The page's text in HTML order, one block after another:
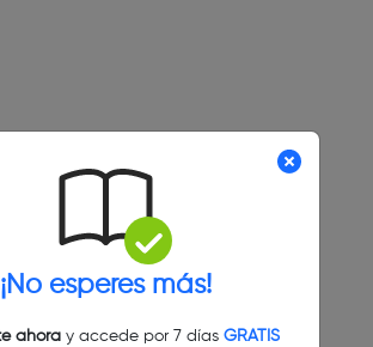
¡No esperes más!
ahoray accede por 7 días GRATIS